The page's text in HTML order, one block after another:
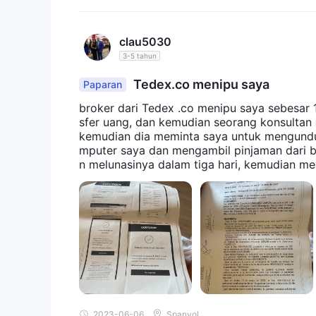
Sumber Daya Pendidikan
Tedexmenawarkan beberapa sumber pendidikan
serta kalender ekonomi, berita pasar, dan grafik.
Dukungan Pelanggan
Anda dapat menghubungi Tedex melalui formulir
untuk terhubung.
clau5030
3-5 tahun
Paparan Tedex.co menipu saya
broker dari Tedex .co menipu saya
sfer uang, dan kemudian seorang
kemudian dia meminta saya untuk
mputer saya dan mengambil pinjaman dari
n melunasinya dalam tiga hari, kemudian
mentransfer 1500 euro ke sana, dan saya